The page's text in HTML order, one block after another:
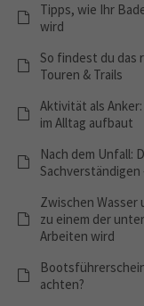
Tipps, wie Ihr
wird
So findest du das
Touren & Trails
Aktivität als
im Alltag aufbaut
Nach dem Unfall:
Sachverständigen
Zwischen Wasser
zu einem der
Arbeiten wird
achten?